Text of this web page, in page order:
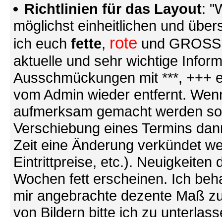
Richtlinien für das Layout:
möglichst einheitlichen und
ich euch fette, rote und
aktuelle und sehr wichtige
Ausschmückungen mit ***, +++
vom Admin wieder entfernt.
aufmerksam gemacht werden
Verschiebung eines Termins
Zeit eine Änderung verkündet
Eintrittpreise, etc.). Neuigkeiten
Wochen fett erscheinen. Ich
mir angebrachte dezente Maß
von Bildern bitte ich zu